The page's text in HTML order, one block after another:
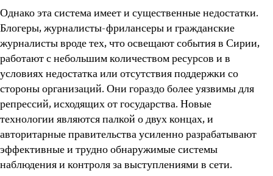
Однако эта система имеет и существенные недостатки.
Блогеры, журналисты-фрилансеры и гражданские
журналисты вроде тех, что освещают события в Сирии,
работают с небольшим количеством ресурсов и в
условиях недостатка или отсутствия поддержки со
стороны организаций. Они гораздо более уязвимы для
репрессий, исходящих от государства. Новые
технологии являются палкой о двух концах, и
авторитарные правительства усиленно разрабатывают
эффективные и трудно обнаружимые системы
наблюдения и контроля за выступлениями в сети.